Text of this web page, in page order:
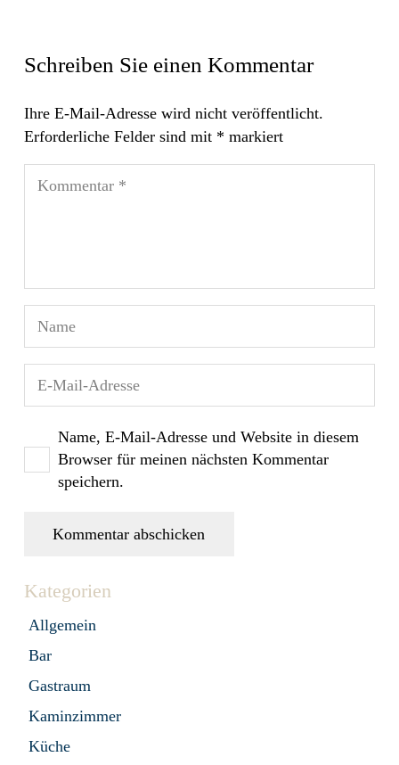
Schreiben Sie einen Kommentar
Ihre E-Mail-Adresse wird nicht veröffentlicht.
Erforderliche Felder sind mit * markiert
Name, E-Mail-Adresse und Website in diesem
Browser für meinen nächsten Kommentar
speichern.
Kommentar abschicken
Kategorien
Allgemein
Bar
Gastraum
Kaminzimmer
Küche